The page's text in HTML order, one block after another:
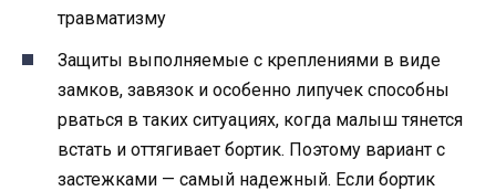
травматизму
Защиты выполняемые с креплениями в виде
замков, завязок и особенно липучек способны
рваться в таких ситуациях, когда малыш тянется
встать и оттягивает бортик. Поэтому вариант с
застежками — самый надежный. Если бортик